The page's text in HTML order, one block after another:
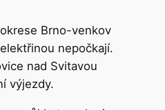
Brno-venkov
nepočkají.
nad Svitavou
výjezdy.